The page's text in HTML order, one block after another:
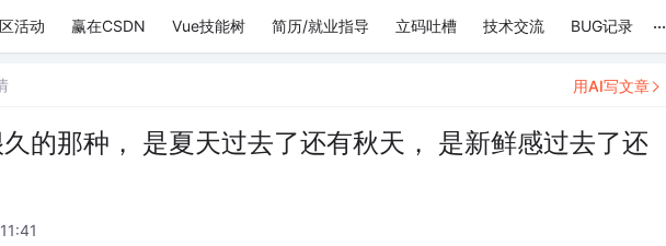
活动 赢在CSDN Vue技能树 简历/就业指导 立码吐槽 技术交流 BUG记录 ...
的那种， 是夏天过去了还有秋天， 是新鲜感过去了还
用AI写文章